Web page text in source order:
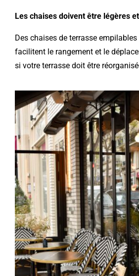
Les chaises doivent être légères
Des chaises de terrasse empilables
facilitent le rangement et le
si votre terrasse doit être